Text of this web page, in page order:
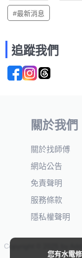
您有水電
#最新消息
追蹤我們
關於我們
關於找師傅
網站公告
免責聲明
服務條款
隱私權聲明
Copyright © 2025 by